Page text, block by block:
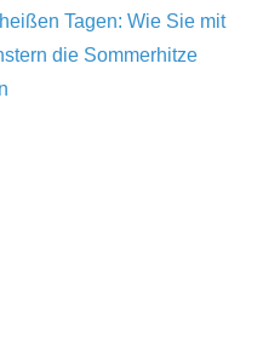
Tagen: Wie Sie mit
die Sommerhitze